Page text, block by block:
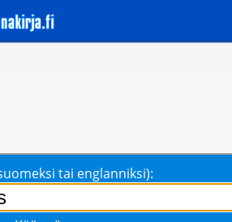
tai englanniksi):